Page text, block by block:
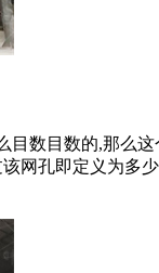
数目数的,那么
网孔即定义为多